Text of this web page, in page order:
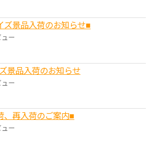
ズ景品入荷のお知らせ■
ー
景品入荷のお知らせ
ュー
、再入荷のご案内■
ー